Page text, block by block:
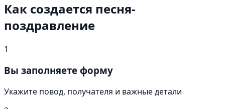
Как создается песня-
поздравление
1
Вы заполняете форму
Укажите повод, получателя и важные детали